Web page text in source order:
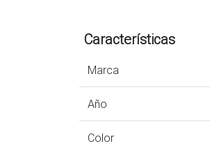
Características
Marca
Año
Color